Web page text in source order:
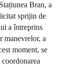
Bran, a
sprijin de
a întreprins
manevrelor, a
moment, se